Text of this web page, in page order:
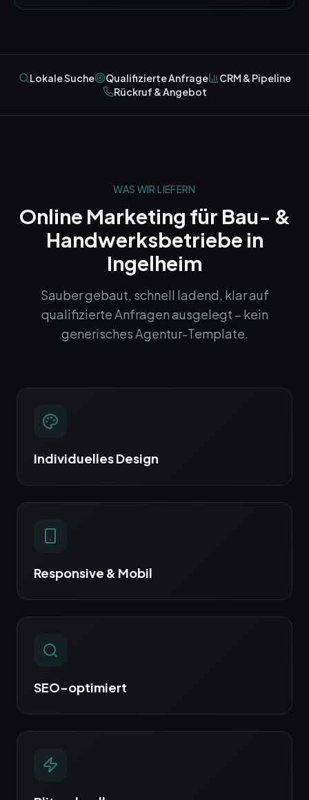
Lokale Suche Qualifizierte Anfrage
CRM & Pipeline
Rückruf & Angebot
WAS WIR LIEFERN
Online Marketing für Bau- &
Handwerksbetriebe in
Ingelheim
Sauber gebaut, schnell ladend, klar auf
qualifizierte Anfragen ausgelegt – kein
generisches Agentur-Template.
Individuelles Design
Responsive & Mobil
SEO-optimiert